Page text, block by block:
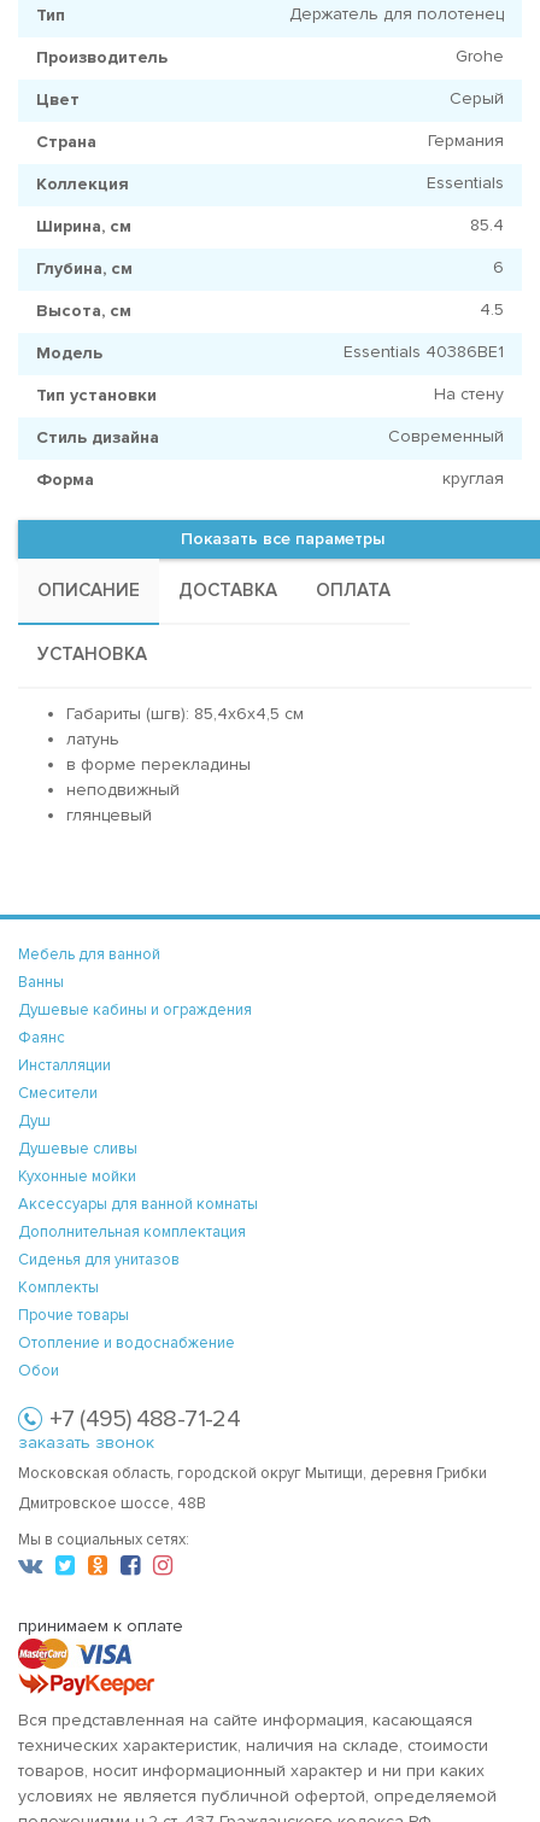
Тип Держатель для полотенец
Производитель Grohe
Цвет Серый
Страна Германия
Коллекция Essentials
Ширина, см 85.4
Глубина, см 6
Высота, см 4.5
Модель Essentials 40386BE1
Тип установки На стену
Стиль дизайна Современный
Форма круглая
Показать все параметры
ОПИСАНИЕ ДОСТАВКА ОПЛАТА
УСТАНОВКА
Габариты (шгв): 85,4x6x4,5 см
латунь
в форме перекладины
неподвижный
глянцевый
Мебель для ванной
Ванны
Душевые кабины и ограждения
Фаянс
Инсталляции
Смесители
Душ
Душевые сливы
Кухонные мойки
Аксессуары для ванной комнаты
Дополнительная комплектация
Сиденья для унитазов
Комплекты
Прочие товары
Отопление и водоснабжение
Обои
+7 (495) 488-71-24
заказать звонок
Московская область, городской округ Мытищи, деревня Грибки
Дмитровское шоссе, 48В
Мы в социальных сетях:
принимаем к оплате
Вся представленная на сайте информация, касающаяся
технических характеристик, наличия на складе, стоимости
товаров, носит информационный характер и ни при каких
условиях не является публичной офертой, определяемой